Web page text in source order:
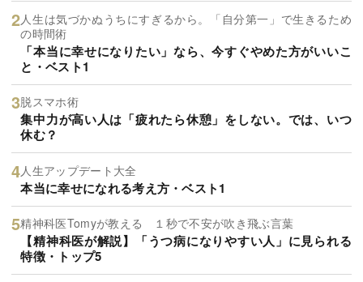
人生は気づかぬうちにすぎるから。「自分第一」で生きるため
の時間術
「本当に幸せになりたい」なら、今すぐやめた方がいいこ
と・ベスト1
脱スマホ術
集中力が高い人は「疲れたら休憩」をしない。では、いつ
休む？
人生アップデート大全
本当に幸せになれる考え方・ベスト1
精神科医Tomyが教える １秒で不安が吹き飛ぶ言葉
【精神科医が解説】「うつ病になりやすい人」に見られる
特徴・トップ5